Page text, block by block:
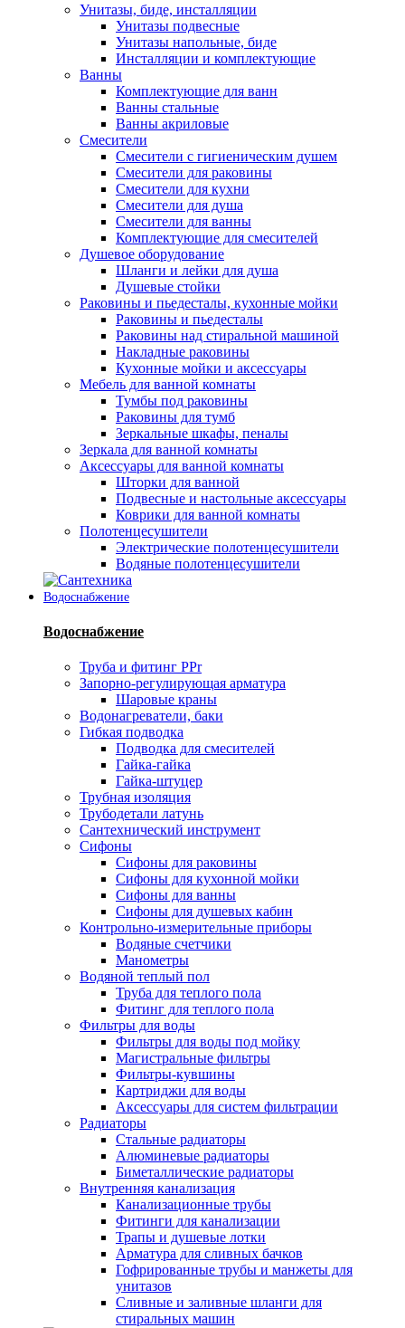
Унитазы, биде, инсталляции
Унитазы подвесные
Унитазы напольные, биде
Инсталляции и комплектующие
Ванны
Комплектующие для ванн
Ванны стальные
Ванны акриловые
Смесители
Смесители с гигиеническим душем
Смесители для раковины
Смесители для кухни
Смесители для душа
Смесители для ванны
Комплектующие для смесителей
Душевое оборудование
Шланги и лейки для душа
Душевые стойки
Раковины и пьедесталы, кухонные мойки
Раковины и пьедесталы
Раковины над стиральной машиной
Накладные раковины
Кухонные мойки и аксессуары
Мебель для ванной комнаты
Тумбы под раковины
Раковины для тумб
Зеркальные шкафы, пеналы
Зеркала для ванной комнаты
Аксессуары для ванной комнаты
Шторки для ванной
Подвесные и настольные аксессуары
Коврики для ванной комнаты
Полотенцесушители
Электрические полотенцесушители
Водяные полотенцесушители
Водоснабжение
Водоснабжение
Труба и фитинг PPr
Запорно-регулирующая арматура
Шаровые краны
Водонагреватели, баки
Гибкая подводка
Подводка для смесителей
Гайка-гайка
Гайка-штуцер
Трубная изоляция
Трубодетали латунь
Сантехнический инструмент
Сифоны
Сифоны для раковины
Сифоны для кухонной мойки
Сифоны для ванны
Сифоны для душевых кабин
Контрольно-измерительные приборы
Водяные счетчики
Манометры
Водяной теплый пол
Труба для теплого пола
Фитинг для теплого пола
Фильтры для воды
Фильтры для воды под мойку
Магистральные фильтры
Фильтры-кувшины
Картриджи для воды
Аксессуары для систем фильтрации
Радиаторы
Стальные радиаторы
Алюминевые радиаторы
Биметаллические радиаторы
Внутренняя канализация
Канализационные трубы
Фитинги для канализации
Трапы и душевые лотки
Арматура для сливных бачков
Гофрированные трубы и манжеты для
унитазов
Сливные и заливные шланги для
стиральных машин